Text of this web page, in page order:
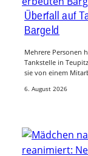
Überfall auf
Bargeld
Mehrere Personen
Tankstelle in
sie von einem
6. August 2026